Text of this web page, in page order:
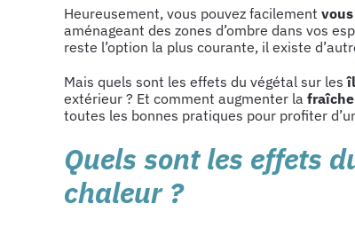
Heureusement, vous pouvez facilement
aménageant des zones d’ombre dans vos
reste l’option la plus courante, il existe
Mais quels sont les effets du végétal sur les
extérieur ? Et comment augmenter la
toutes les bonnes pratiques pour profiter
Quels sont les effets
chaleur ?